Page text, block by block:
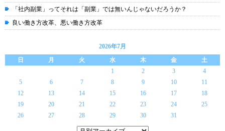
「社内副業」ってそれは「副業」では無いんじゃないだろうか？
良い働き方改革、悪い働き方改革
2026年7月
日
月 火 水 木 金
土
1
2 3
4
5
6 7 8 9 10
11
12
13 14 15 16 17
18
19
20 21 22 23 24
25
26
27 28 29 30 31